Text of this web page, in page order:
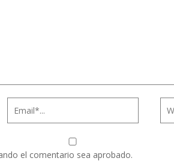
el comentario sea aprobado.